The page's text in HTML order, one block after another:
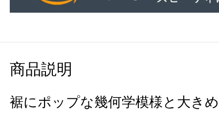
商品説明
裾にポップな幾何学模様と大き